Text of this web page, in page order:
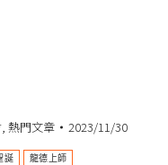
, 熱門文章
2023/11/30
誕 龍德上師